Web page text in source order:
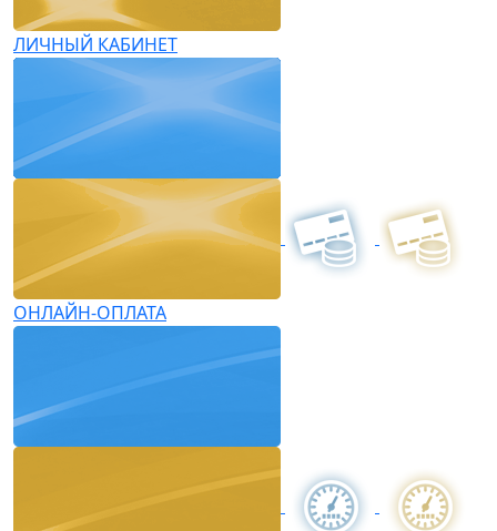
ЛИЧНЫЙ КАБИНЕТ
ОНЛАЙН-ОПЛАТА